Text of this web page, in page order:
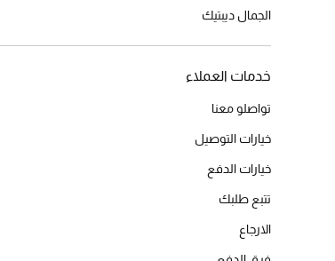
الجمال ديبتيك
خدمات العملاء
تواصلو معنا
خيارات التوصيل
خيارات الدفع
تتبع طلبك
الارجاع